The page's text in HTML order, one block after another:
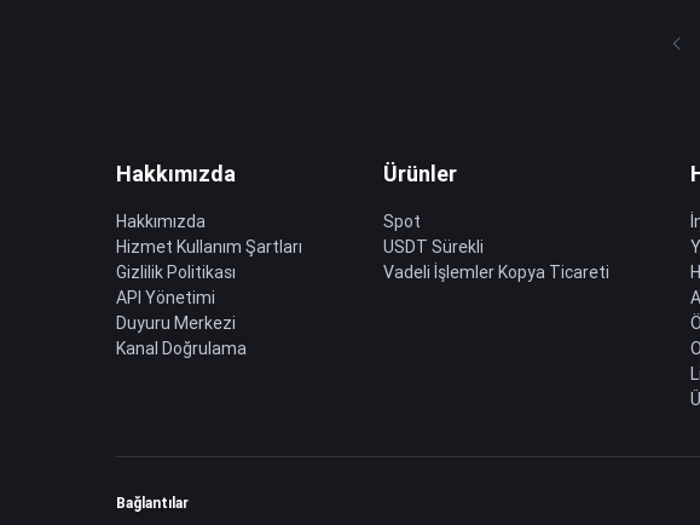
Hakkımızda
Hakkımızda
Hizmet Kullanım Şartları
Gizlilik Politikası
API Yönetimi
Duyuru Merkezi
Kanal Doğrulama
Ürünler
Spot
USDT Sürekli
Vadeli İşlemler Kopya Ticareti
Bağlantılar